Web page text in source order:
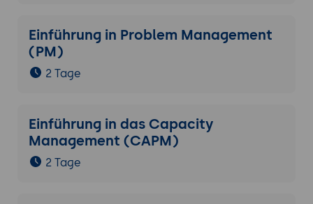
Einführung in Problem Management
(PM)
2 Tage
Einführung in das Capacity
Management (CAPM)
2 Tage